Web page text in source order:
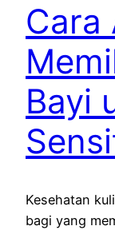
Cara
Bayi
Kesehatan
bagi yang